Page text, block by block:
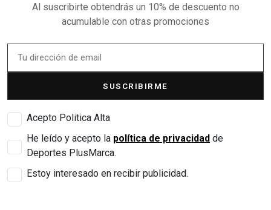
Al suscribirte obtendrás un 10% de descuento no
acumulable con otras promociones
SUSCRIBIRME
Acepto Politica Alta
He leído y acepto la política de privacidad de
Deportes PlusMarca.
Estoy interesado en recibir publicidad.